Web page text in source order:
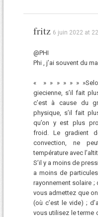
fritz 6 juin 2022 at
@PHI
Phi , j’ai souvent du
« » » » » » »
giecienne, s’il fait
c’est à cause du
physique, s’il fait
qu’on y est plus
froid. Le gradient
convection, ne
température avec
S’il y a moins de
a moins de
rayonnement solaire ;
vous admettez que
(où c’est le vide) ;
vous utilisez le terme